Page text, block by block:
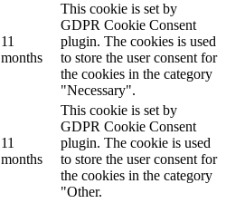
11
months
This cookie is set by
GDPR Cookie Consent
plugin. The cookies is used
to store the user consent for
the cookies in the category
"Necessary".
11
months
This cookie is set by
GDPR Cookie Consent
plugin. The cookie is used
to store the user consent for
the cookies in the category
"Other.